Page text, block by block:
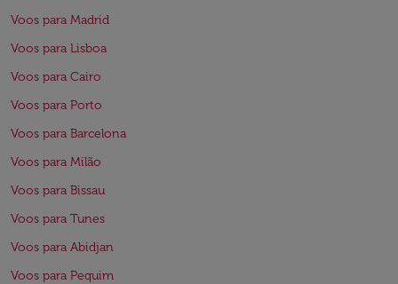
Voos para Madrid
Voos para Lisboa
Voos para Cairo
Voos para Porto
Voos para Barcelona
Voos para Milão
Voos para Bissau
Voos para Tunes
Voos para Abidjan
Voos para Pequim